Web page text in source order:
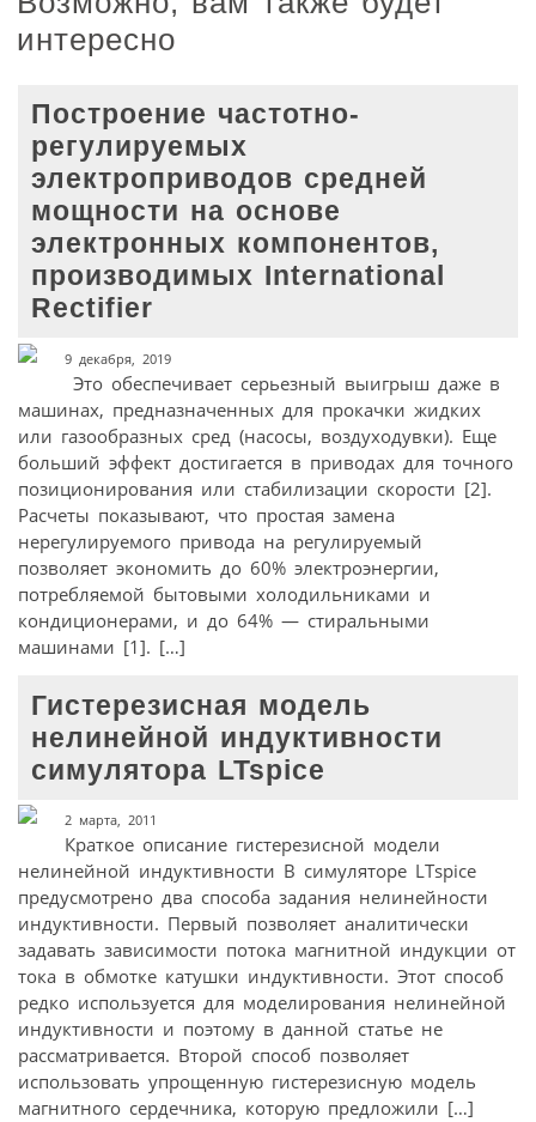
интересно
Построение частотно-
регулируемых
электроприводов средней
мощности на основе
электронных компонентов,
производимых International
Rectifier
9 декабря, 2019
Это обеспечивает серьезный выигрыш даже в
машинах, предназначенных для прокачки жидких
или газо­образных сред (насосы, воздуходувки). Еще
больший эффект достигается в приводах для точного
позиционирования или стабилизации скорости [2].
Расчеты показывают, что простая замена
нерегулируемого привода на регулируемый
позволяет экономить до 60% электроэнергии,
потребляемой бытовыми холодильниками и
кондиционерами, и до 64% — стиральными
машинами [1]. […]
Гистерезисная модель
нелинейной индуктивности
симулятора LTspice
2 марта, 2011
Краткое описание гистерезисной модели
нелинейной индуктивности В симуляторе LTspice
предусмотрено два способа задания нелинейности
индуктивности. Первый позволяет аналитически
задавать зависимости потока магнитной индукции от
тока в обмотке катушки индуктивности. Этот способ
редко используется для моделирования нелинейной
индуктивности и поэтому в данной статье не
рассматривается. Второй способ позволяет
использовать упрощенную гистерезисную модель
магнитного сердечника, которую предложили […]